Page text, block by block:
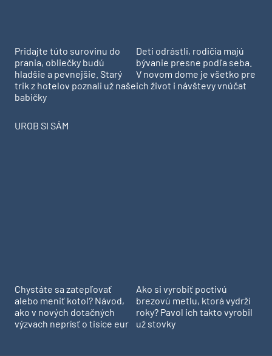
Pridajte túto surovinu do
prania, obliečky budú
hladšie a pevnejšie. Starý
trik z hotelov poznali už naše
babičky
Deti odrástli, rodičia majú
bývanie presne podľa seba.
V novom dome je všetko pre
ich život i návštevy vnúčat
UROB SI SÁM
Chystáte sa zatepľovať
alebo meniť kotol? Návod,
ako v nových dotačných
výzvach neprísť o tisíce eur
Ako si vyrobiť poctivú
brezovú metlu, ktorá vydrží
roky? Pavol ich takto vyrobil
už stovky